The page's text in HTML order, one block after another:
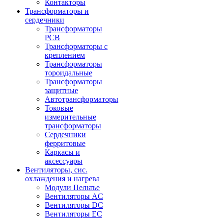
Контакторы
Трансформаторы и
сердечники
Трансформаторы
PCB
Трансформаторы с
креплением
Трансформаторы
тороидальные
Трансформаторы
защитные
Автотрансформаторы
Токовые
измерительные
трансформаторы
Сердечники
ферритовые
Каркасы и
аксессуары
Вентиляторы, сис.
охлаждения и нагрева
Модули Пельтье
Вентиляторы AC
Вентиляторы DC
Вентиляторы EC